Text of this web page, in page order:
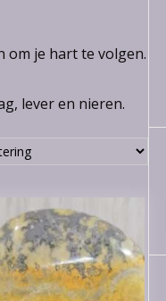
om je hart te volgen.
lever en nieren.